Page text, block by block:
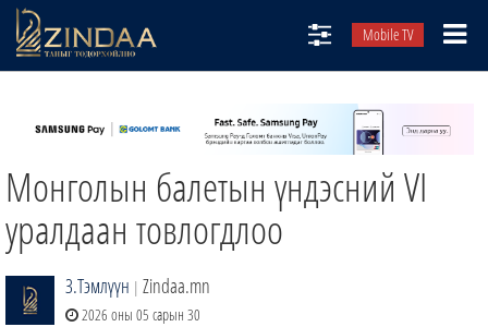
Mobile TV
ТВ8
ӨГЛӨӨНИЙ СОНИН
ЗИНДАА СЭТГҮҮЛ
Монголын балетын үндэсний VI
уралдаан товлогдлоо
З.Тэмлүүн | Zindaa.mn
2026 оны 05 сарын 30